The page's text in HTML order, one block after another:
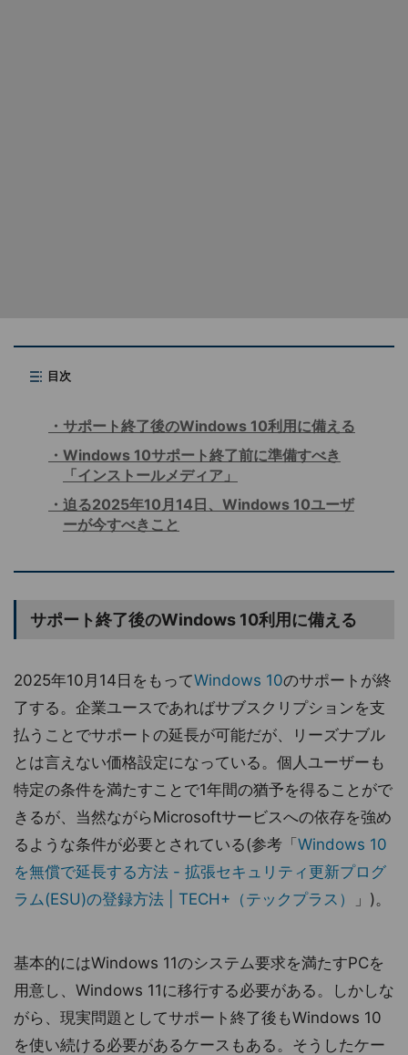
目次
サポート終了後のWindows 10利用に備える
Windows 10サポート終了前に準備すべき
「インストールメディア」
迫る2025年10月14日、Windows 10ユーザ
ーが今すべきこと
サポート終了後のWindows 10利用に備える
2025年10月14日をもってWindows 10のサポートが終
了する。企業ユースであればサブスクリプションを支
払うことでサポートの延長が可能だが、リーズナブル
とは言えない価格設定になっている。個人ユーザーも
特定の条件を満たすことで1年間の猶予を得ることがで
きるが、当然ながらMicrosoftサービスへの依存を強め
るような条件が必要とされている(参考「 Windows 10
を無償で延長する方法 - 拡張セキュリティ更新プログ
ラム(ESU)の登録方法 | TECH+（テックプラス）
」)。
基本的にはWindows 11のシステム要求を満たすPCを
用意し、Windows 11に移行する必要がある。しかしな
がら、現実問題としてサポート終了後もWindows 10
を使い続ける必要があるケースもある。そうしたケー